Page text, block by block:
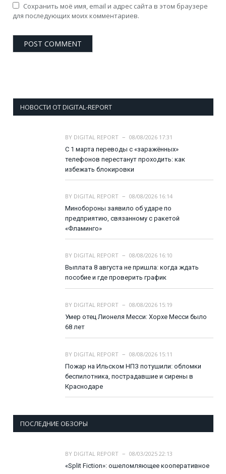
Сохранить моё имя, email и адрес сайта в этом браузере
для последующих моих комментариев.
НОВОСТИ ОТ DIGITAL-REPORT
BY DIGITAL REPORT
08/08/2026 17:31
С 1 марта переводы с «заражённых»
телефонов перестанут проходить: как
избежать блокировки
BY DIGITAL REPORT
08/08/2026 16:14
Минобороны заявило об ударе по
предприятию, связанному с ракетой
«Фламинго»
BY DIGITAL REPORT
08/08/2026 16:10
Выплата 8 августа не пришла: когда ждать
пособие и где проверить график
BY DIGITAL REPORT
08/08/2026 15:19
Умер отец Лионеля Месси: Хорхе Месси было
68 лет
BY DIGITAL REPORT
08/08/2026 15:11
Пожар на Ильском НПЗ потушили: обломки
беспилотника, пострадавшие и сирены в
Краснодаре
ПОСЛЕДНИЕ ОБЗОРЫ
BY DIGITAL REPORT
08/03/2025 22:13
«Split Fiction»: ошеломляющее кооперативное